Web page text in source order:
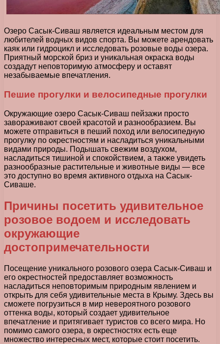
Озеро Сасык-Сиваш является идеальным местом для
любителей водных видов спорта. Вы можете арендовать
каяк или гидроцикл и исследовать розовые воды озера.
Приятный морской бриз и уникальная окраска воды
создадут неповторимую атмосферу и оставят
незабываемые впечатления.
Пешие прогулки и велосипедные прогулки
Окружающие озеро Сасык-Сиваш пейзажи просто
завораживают своей красотой и разнообразием. Вы
можете отправиться в пеший поход или велосипедную
прогулку по окрестностям и насладиться уникальными
видами природы. Подышать свежим воздухом,
насладиться тишиной и спокойствием, а также увидеть
разнообразные растительные и животные виды — все
это доступно во время активного отдыха на Сасык-
Сиваше.
Причины посетить удивительное
розовое водоем и исследовать
окружающие
достопримечательности
Посещение уникального розового озера Сасык-Сиваш и
его окрестностей предоставляет возможность
насладиться неповторимым природным явлением и
открыть для себя удивительные места в Крыму. Здесь вы
сможете погрузиться в мир невероятного розового
оттенка воды, который создает удивительное
впечатление и притягивает туристов со всего мира. Но
помимо самого озера, в окрестностях есть еще
множество интересных мест, которые стоит посетить.